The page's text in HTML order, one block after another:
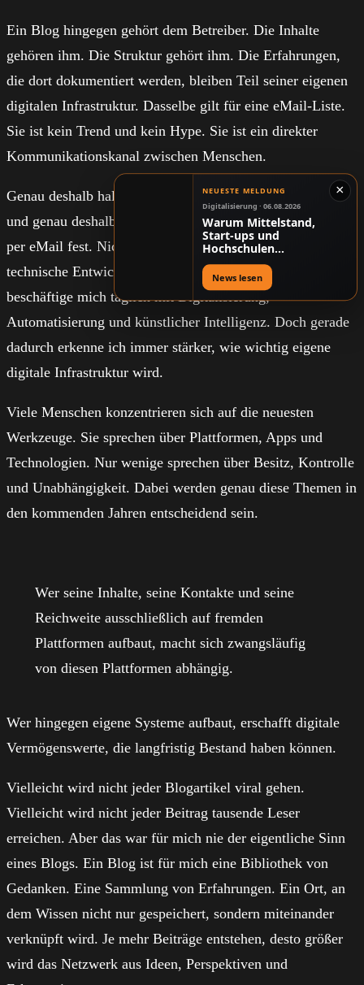
Ein Blog hingegen gehört dem Betreiber. Die Inhalte
gehören ihm. Die Struktur gehört ihm. Die Erfahrungen,
die dort dokumentiert werden, bleiben Teil seiner eigenen
digitalen Infrastruktur. Dasselbe gilt für eine eMail-Liste.
Sie ist kein Trend und kein Hype. Sie ist ein direkter
Kommunikationskanal zwischen Menschen.
Genau deshalb halte ich bis heute an Blogbeiträgen fest
und genau deshalb halte ich auch am direkten Austausch
per eMail fest. Nicht aus Nostalgie und nicht, weil ich
technische Entwicklungen ablehne. Im Gegenteil. Ich
beschäftige mich täglich mit Digitalisierung,
Automatisierung und künstlicher Intelligenz. Doch gerade
dadurch erkenne ich immer stärker, wie wichtig eigene
digitale Infrastruktur wird.
Viele Menschen konzentrieren sich auf die neuesten
Werkzeuge. Sie sprechen über Plattformen, Apps und
Technologien. Nur wenige sprechen über Besitz, Kontrolle
und Unabhängigkeit. Dabei werden genau diese Themen in
den kommenden Jahren entscheidend sein.
Wer seine Inhalte, seine Kontakte und seine
Reichweite ausschließlich auf fremden
Plattformen aufbaut, macht sich zwangsläufig
von diesen Plattformen abhängig.
Wer hingegen eigene Systeme aufbaut, erschafft digitale
Vermögenswerte, die langfristig Bestand haben können.
Vielleicht wird nicht jeder Blogartikel viral gehen.
Vielleicht wird nicht jeder Beitrag tausende Leser
erreichen. Aber das war für mich nie der eigentliche Sinn
eines Blogs. Ein Blog ist für mich eine Bibliothek von
Gedanken. Eine Sammlung von Erfahrungen. Ein Ort, an
dem Wissen nicht nur gespeichert, sondern miteinander
verknüpft wird. Je mehr Beiträge entstehen, desto größer
wird das Netzwerk aus Ideen, Perspektiven und
×
NEUESTE MELDUNG
Digitalisierung · 06.08.2026
Warum Mittelstand,
Start-ups und
Hochschulen
gemeinsam schneller
neue Lösungen
entwickeln können
News lesen